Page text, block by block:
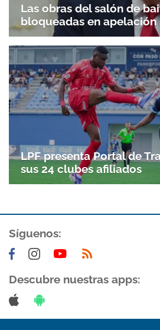
Las obras del salón de
bloqueadas en apelación
LPF presenta Portal de
sus 24 clubes afiliados
Síguenos:
Descubre nuestras apps: